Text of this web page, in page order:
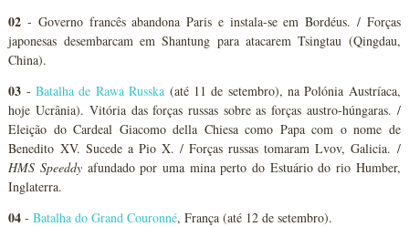
02 - Governo francês abandona Paris e instala-se em Bordéus. / Forças
japonesas desembarcam em Shantung para atacarem Tsingtau (Qingdau,
China).
03 -Batalha de Rawa Russka (até 11 de setembro), na Polónia Austríaca,
hoje Ucrânia). Vitória das forças russas sobre as forças austro-húngaras. /
Eleição do Cardeal Giacomo della Chiesa como Papa com o nome de
Benedito XV. Sucede a Pio X. / Forças russas tomaram Lvov, Galicia. /
HMS Speeddy afundado por uma mina perto do Estuário do rio Humber,
Inglaterra.
04 -Batalha do Grand Couronné, França (até 12 de setembro).